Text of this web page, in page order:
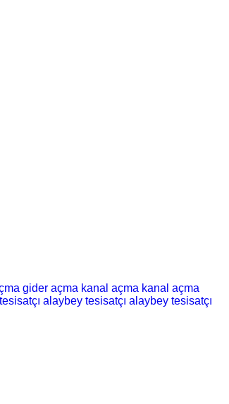
gider açma kanal açma kanal açma
alaybey tesisatçı alaybey tesisatçı